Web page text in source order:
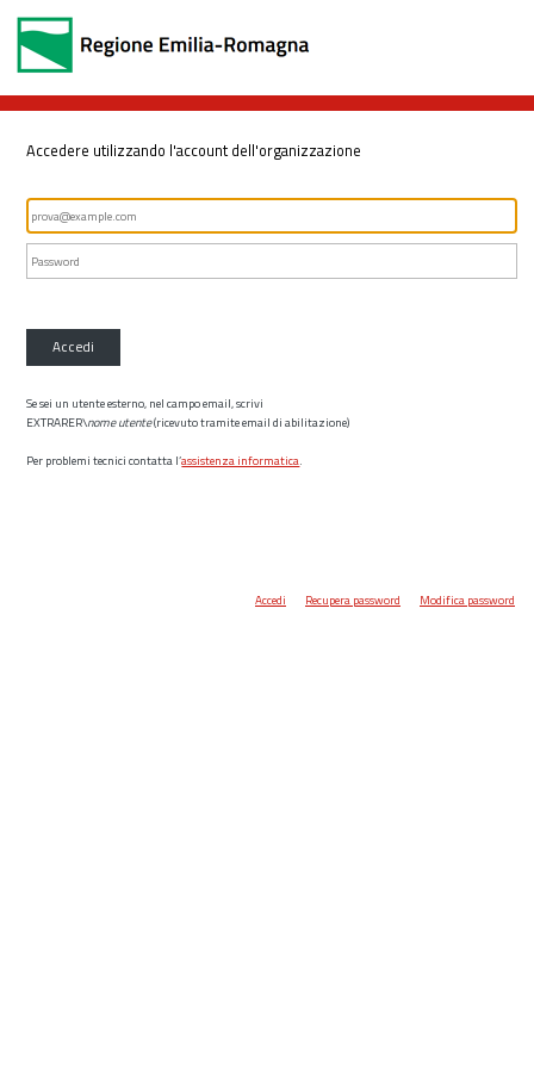
Accedere utilizzando l'account dell'organizzazione
Accedi
Se sei un utente esterno, nel campo email, scrivi
EXTRARER\nome utente(ricevuto tramite email di abilitazione)
Per problemi tecnici contatta l’assistenza informatica.
Accedi Recupera password Modifica password